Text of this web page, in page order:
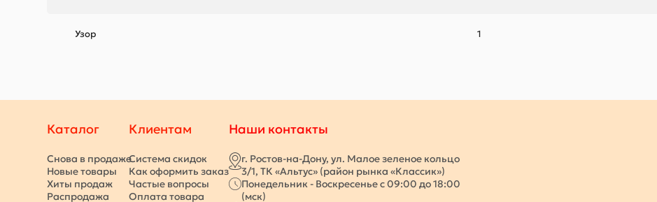
Узор 1
Каталог
Снова в продаже
Новые товары
Хиты продаж
Распродажа
Клиентам
Система скидок
Как оформить заказ
Частые вопросы
Оплата товара
Наши контакты
г. Ростов-на-Дону, ул. Малое зеленое кольцо
3/1, ТК «Альтус» (район рынка «Классик»)
Понедельник - Воскресенье с 09:00 до 18:00
(мск)